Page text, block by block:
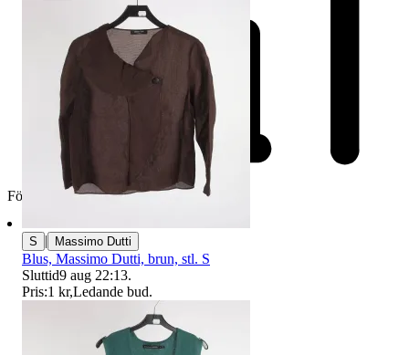
Företag
S | Massimo Dutti
Blus, Massimo Dutti, brun, stl. S
Sluttid9 aug 22:13.
Pris:1 kr,Ledande bud.